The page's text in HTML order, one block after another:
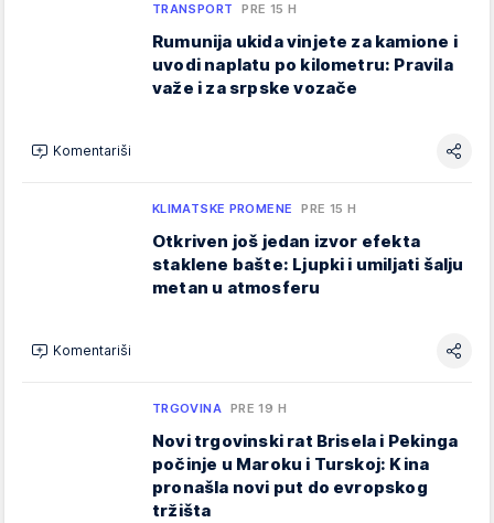
TRANSPORT PRE 15 H
Rumunija ukida vinjete za kamione i
uvodi naplatu po kilometru: Pravila
važe i za srpske vozače
Komentariši
KLIMATSKE PROMENE PRE 15 H
Otkriven još jedan izvor efekta
staklene bašte: Ljupki i umiljati šalju
metan u atmosferu
Komentariši
TRGOVINA PRE 19 H
Novi trgovinski rat Brisela i Pekinga
počinje u Maroku i Turskoj: Kina
pronašla novi put do evropskog
tržišta